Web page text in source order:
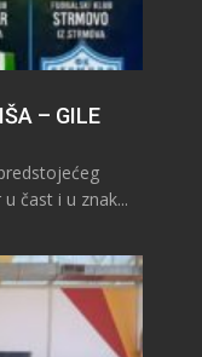
– GILE
čast i u znak...